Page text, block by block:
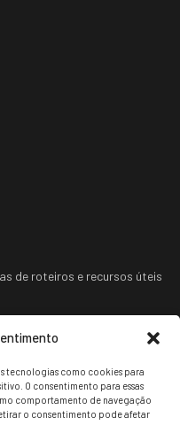
tecnologias como cookies para
O consentimento para essas
comportamento de navegação
o consentimento pode afetar
de roteiros e recursos úteis